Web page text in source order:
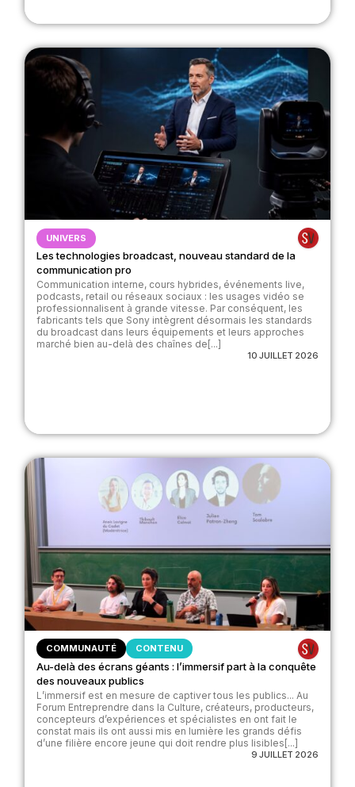
UNIVERS
Les technologies broadcast, nouveau standard de la
communication pro
Communication interne, cours hybrides, événements live,
podcasts, retail ou réseaux sociaux : les usages vidéo se
professionnalisent à grande vitesse. Par conséquent, les
fabricants tels que Sony intègrent désormais les standards
du broadcast dans leurs équipements et leurs approches
marché bien au-delà des chaînes de[...]
10 JUILLET 2026
COMMUNAUTÉ CONTENU
Au-delà des écrans géants : l’immersif part à la conquête
des nouveaux publics
L’immersif est en mesure de captiver tous les publics... Au
Forum Entreprendre dans la Culture, créateurs, producteurs,
concepteurs d’expériences et spécialistes en ont fait le
constat mais ils ont aussi mis en lumière les grands défis
d’une filière encore jeune qui doit rendre plus lisibles[...]
9 JUILLET 2026